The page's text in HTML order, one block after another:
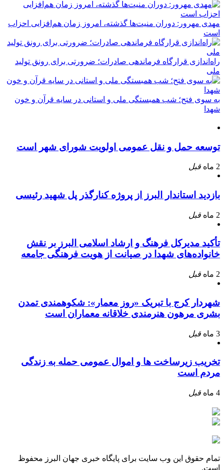
مهدی مهرور: دوران منیت‌ها گذشته، امروز زمان هم‌افزایی احزاب
است
راه‌اندازی قرارگاه فرماندهی صادرات؛ ضرورتی برای رونق تولید
ملی
به سوی فتح؛ شب همبستگی ملی و استانی در سایه قرآن و خون
شهدا
توسعه حمل و نقل عمومی اولویت شورای شهر است
2 ماه قبل
بازدید استاندار البرز از پروژه کنارگذر پل شهید رئیسی
2 ماه قبل
تأکید مدیرکل فرهنگ و ارشاد اسلامی البرز بر نقش
خانواده‌های شهدا در صیانت از هویت فرهنگی جامعه
2 ماه قبل
شهردار کرج با تبریک «روز معمار»: شکوهمندی تمدن
بشری مرهون هنرمندی خلاقانه معماران است
3 ماه قبل
تخریب زیرساخت ها و اموال عمومی حمله به زندگی
مردم است
4 ماه قبل
تمام حقوق این وب سایت برای پایگاه خبری جهان البرز محفوظ
است.